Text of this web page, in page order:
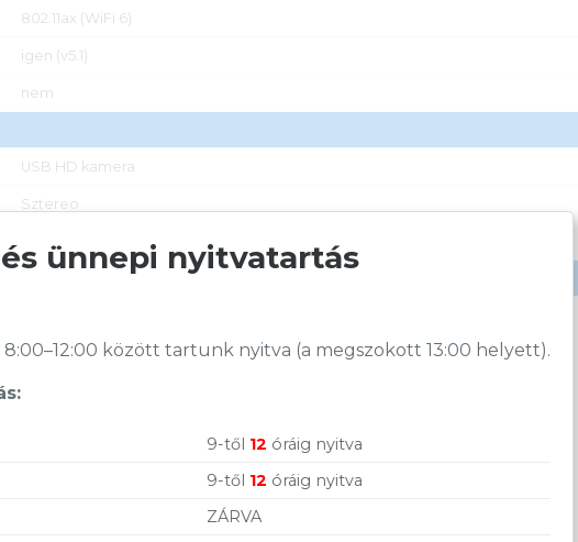
802.11ax (WiFi 6)
igen (v5.1)
nem
USB HD kamera
Sztereo
van (2x)
nem
ünnepi nyitvatartás
között tartunk nyitva (a megszokott 13:00 helyett).
9-től 12 óráig nyitva
9-től 12 óráig nyitva
ZÁRVA